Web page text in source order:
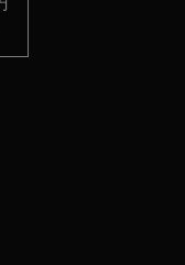
アルシャツ
ル・マフラー